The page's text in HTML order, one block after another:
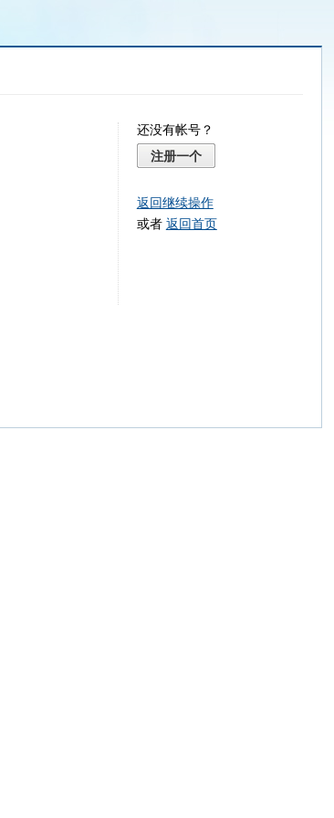
还没有帐号？
注册一个
返回继续操作
或者 返回首页